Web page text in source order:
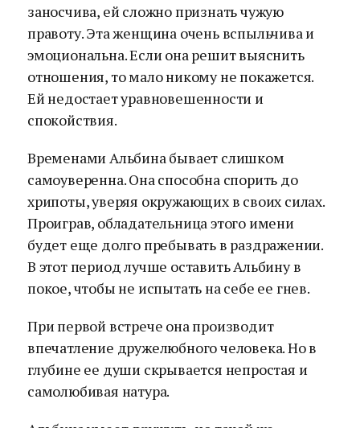
заносчива, ей сложно признать чужую
правоту. Эта женщина очень вспыльчива и
эмоциональна. Если она решит выяснить
отношения, то мало никому не покажется.
Ей недостает уравновешенности и
спокойствия.
Временами Альбина бывает слишком
самоуверенна. Она способна спорить до
хрипоты, уверяя окружающих в своих силах.
Проиграв, обладательница этого имени
будет еще долго пребывать в раздражении.
В этот период лучше оставить Альбину в
покое, чтобы не испытать на себе ее гнев.
При первой встрече она производит
впечатление дружелюбного человека. Но в
глубине ее души скрывается непростая и
самолюбивая натура.